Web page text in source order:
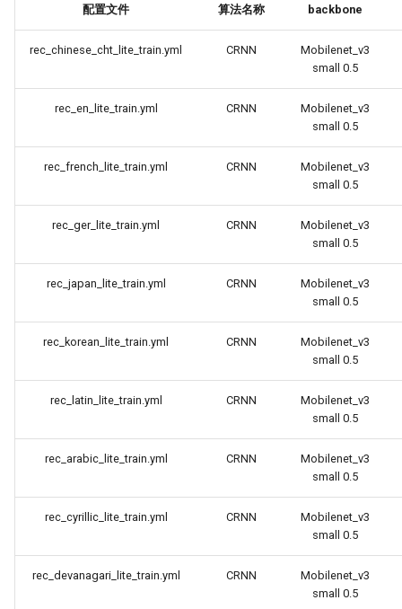
配置文件 算法名称 backbone
rec_chinese_cht_lite_train.yml CRNN
Mobilenet_v3
small 0.5
rec_en_lite_train.yml CRNN
Mobilenet_v3
small 0.5
rec_french_lite_train.yml CRNN
Mobilenet_v3
small 0.5
rec_ger_lite_train.yml CRNN
Mobilenet_v3
small 0.5
rec_japan_lite_train.yml CRNN
Mobilenet_v3
small 0.5
rec_korean_lite_train.yml CRNN
Mobilenet_v3
small 0.5
rec_latin_lite_train.yml CRNN
Mobilenet_v3
small 0.5
rec_arabic_lite_train.yml CRNN
Mobilenet_v3
small 0.5
rec_cyrillic_lite_train.yml CRNN
Mobilenet_v3
small 0.5
rec_devanagari_lite_train.yml CRNN
Mobilenet_v3
small 0.5